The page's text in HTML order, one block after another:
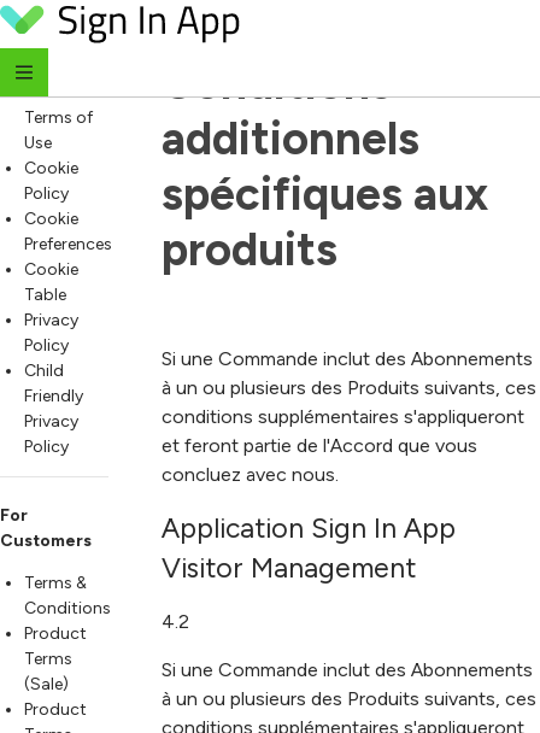
Skip to content
For
Everyone
Website
Terms of
Use
Cookie
Policy
Cookie
Preferences
Cookie
Table
Privacy
Policy
Child
Friendly
Privacy
Policy
For
Customers
Terms &
Conditions
Product
Terms
(Sale)
Product
Termes et
Conditions
additionnels
spécifiques aux
produits
Si une Commande inclut des Abonnements
à un ou plusieurs des Produits suivants, ces
conditions supplémentaires s'appliqueront
et feront partie de l'Accord que vous
concluez avec nous.
Application Sign In App
Visitor Management
4.2
Si une Commande inclut des Abonnements
à un ou plusieurs des Produits suivants, ces
conditions supplémentaires s'appliqueront